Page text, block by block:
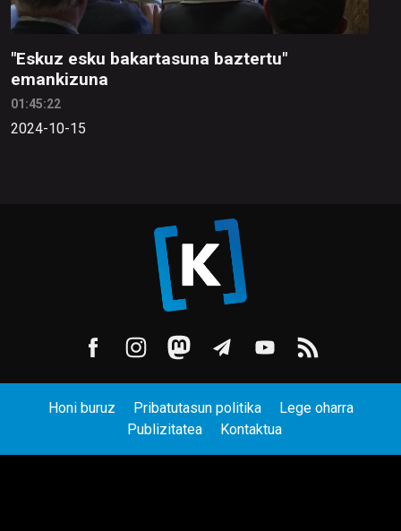
"Eskuz esku bakartasuna baztertu"
emankizuna
01:45:22
2024-10-15
Honi buruz Pribatutasun politika
Lege oharra
Publizitatea
Kontaktua